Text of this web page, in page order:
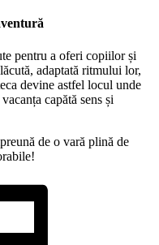
pentru a oferi copiilor și
adaptată ritmului lor,
devine astfel locul unde
capătă sens și
de o vară plină de